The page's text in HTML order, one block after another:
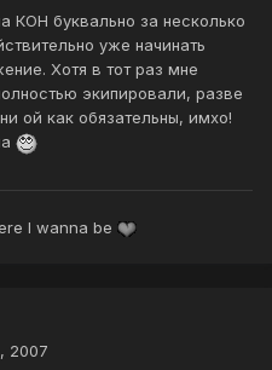
КОН буквально за несколько
уже начинать
Хотя в тот раз мне
экипировали, разве
ой как обязательны, имхо!
I wanna be
2007